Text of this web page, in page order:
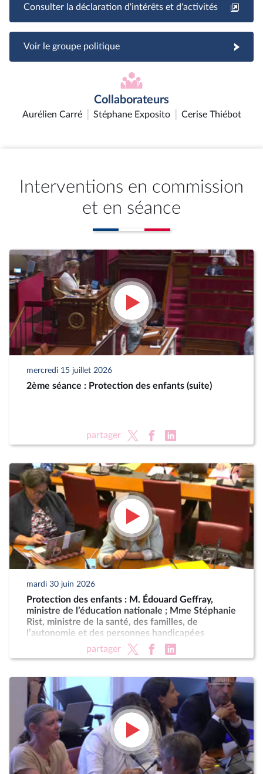
Consulter la déclaration d'intérêts et d'activités
Voir le groupe politique
Collaborateurs
Aurélien Carré Stéphane Exposito Cerise Thiébot
Interventions en commission
et en séance
mercredi 15 juillet 2026
2ème séance : Protection des enfants (suite)
partager
mardi 30 juin 2026
Protection des enfants : M. Édouard Geffray,
ministre de l’éducation nationale ; Mme Stéphanie
Rist, ministre de la santé, des familles, de
l’autonomie et des personnes handicapées
partager